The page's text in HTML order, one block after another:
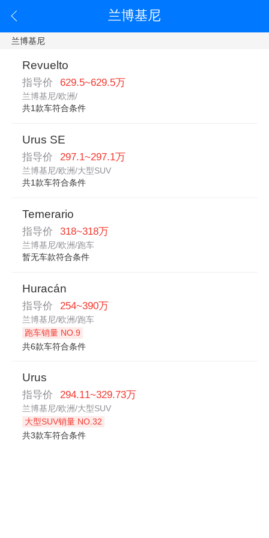
兰博基尼
兰博基尼
Revuelto
指导价 629.5~629.5万
兰博基尼/欧洲/
共1款车符合条件
Urus SE
指导价 297.1~297.1万
兰博基尼/欧洲/大型SUV
共1款车符合条件
Temerario
指导价 318~318万
兰博基尼/欧洲/跑车
暂无车款符合条件
Huracán
指导价 254~390万
兰博基尼/欧洲/跑车
跑车销量 NO.9
共6款车符合条件
Urus
指导价 294.11~329.73万
兰博基尼/欧洲/大型SUV
大型SUV销量 NO.32
共3款车符合条件